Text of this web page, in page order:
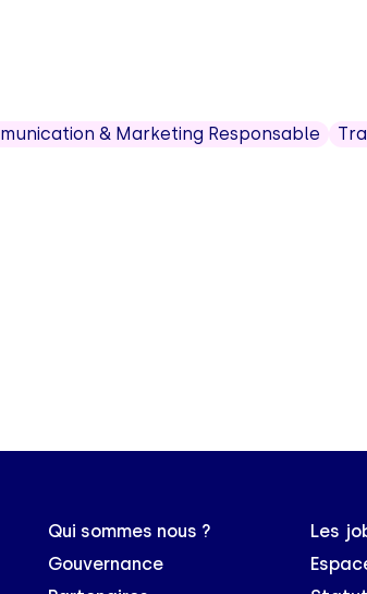
& Marketing Responsable
Qui sommes nous ?
Gouvernance
Les